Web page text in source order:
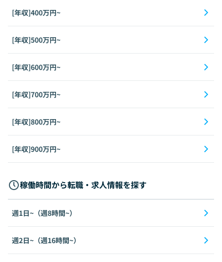
[年収]400万円~
[年収]500万円~
[年収]600万円~
[年収]700万円~
[年収]800万円~
[年収]900万円~
稼働時間から転職・求人情報を探す
週1日~（週8時間~）
週2日~（週16時間~）